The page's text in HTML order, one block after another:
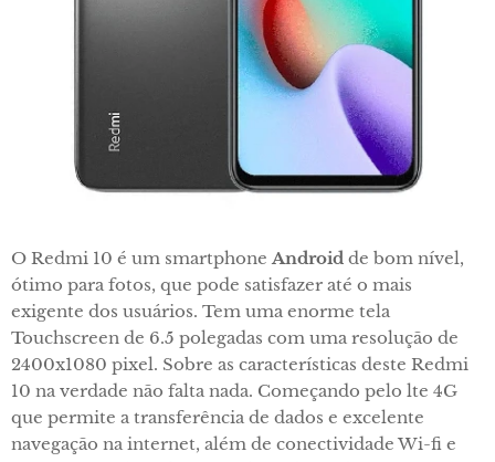
O Redmi 10 é um smartphoneAndroid de bom nível,
ótimo para fotos, que pode satisfazer até o mais
exigente dos usuários. Tem uma enorme tela
Touchscreen de 6.5 polegadas com uma resolução de
2400x1080 pixel. Sobre as características deste Redmi
10 na verdade não falta nada. Começando pelo lte 4G
que permite a transferência de dados e excelente
navegação na internet, além de conectividade Wi-fi e